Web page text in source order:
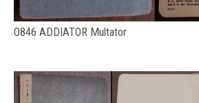
O846 ADDIATOR Multator